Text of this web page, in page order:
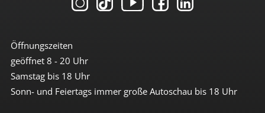
Öffnungszeiten
geöffnet 8 - 20 Uhr
Samstag bis 18 Uhr
Sonn- und Feiertags immer große Autoschau bis 18 Uhr